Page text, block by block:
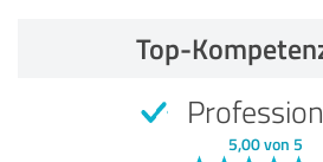
Top-
5,00 von 5